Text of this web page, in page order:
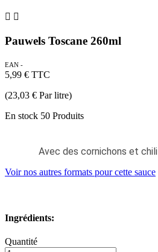
 
Pauwels Toscane 260ml
EAN -
5,99 € TTC
(23,03 € Par litre)
En stock 50 Produits
Avec des cornichons et chili
Voir nos autres formats pour cette sauce
Ingrédients:
Quantité